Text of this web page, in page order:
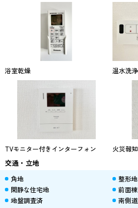
浴室乾燥 温水洗
TVモニター付きインターフォン 火災報
交通・立地
角地
整形地
閑静な住宅地
前面
地盤調査済
南側